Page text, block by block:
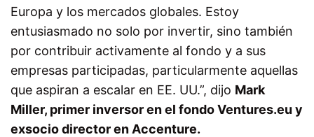
Europa y los mercados globales. Estoy
entusiasmado no solo por invertir, sino también
por contribuir activamente al fondo y a sus
empresas participadas, particularmente aquellas
que aspiran a escalar en EE. UU.”, dijo Mark
Miller, primer inversor en el fondo Ventures.eu y
exsocio director en Accenture.